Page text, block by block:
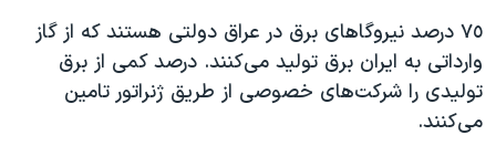
٧٥ درصد نیروگاهای برق در عراق دولتی هستند که از گاز
وارداتی به ایران برق تولید می‌کنند. درصد کمی از برق
تولیدی را شرکت‌های خصوصی از طریق ژنراتور تامین
می‌کنند.